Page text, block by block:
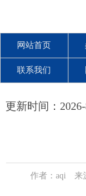
网站首页
联系我们
更新时间：
作者：aqi 来